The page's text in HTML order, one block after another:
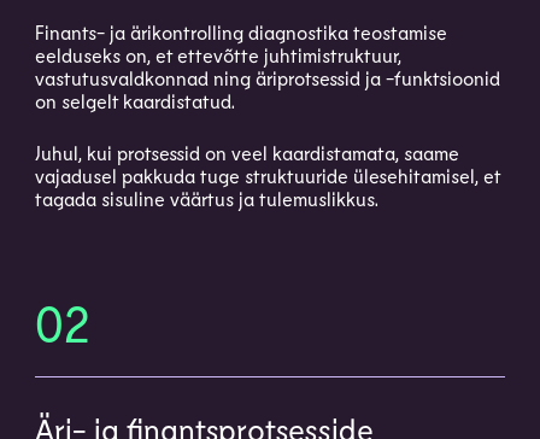
Finants- ja ärikontrolling diagnostika teostamise
eelduseks on, et ettevõtte juhtimistruktuur,
vastutusvaldkonnad ning äriprotsessid ja -funktsioonid
on selgelt kaardistatud.
Juhul, kui protsessid on veel kaardistamata, saame
vajadusel pakkuda tuge struktuuride ülesehitamisel, et
tagada sisuline väärtus ja tulemuslikkus.
02
Äri- ja finantsprotsesside